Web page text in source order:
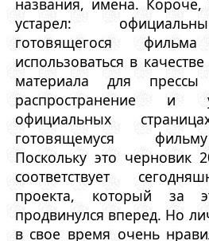
названия, имена. Короче,
устарел:
готовящегося
использоваться в
материала для прессы
распространение и
официальных
готовящемуся
Поскольку это черновик
соответствует
проекта, который за
продвинулся вперед. Но
в свое время очень